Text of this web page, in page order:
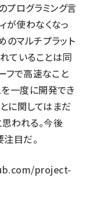
プログラミング言
が使わなくなっ
のマルチプラット
ていることは同
フで高速なこと
を一度に開発でき
に関してはまだ
われる。今後
目だ。
project-